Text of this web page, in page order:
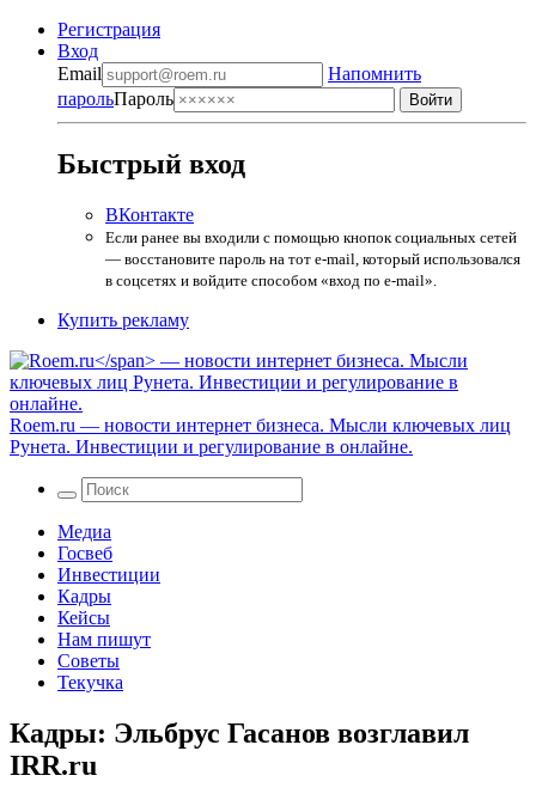
Регистрация
Вход
Email
Напомнить
парольПароль
Быстрый вход
ВКонтакте
Если ранее вы входили с помощью кнопок социальных сетей
— восстановите пароль на тот e-mail, который использовался
в соцсетях и войдите способом «вход по e-mail».
Купить рекламу
Roem.ru — новости интернет бизнеса. Мысли ключевых лиц
Рунета. Инвестиции и регулирование в онлайне.
Медиа
Госвеб
Инвестиции
Кадры
Кейсы
Нам пишут
Советы
Текучка
Кадры: Эльбрус Гасанов возглавил
IRR.ru